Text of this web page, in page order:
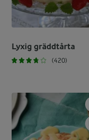
Lyxig gräddtårta
(420)